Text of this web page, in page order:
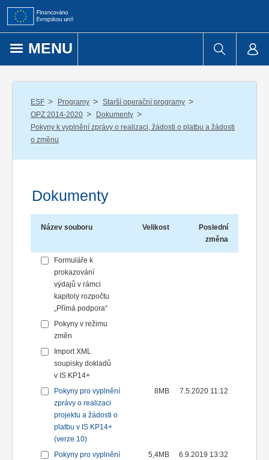
Přejít k obsahu
MENU
ESF / Programy / Starší operační programy /
OPZ 2014-2020 / Dokumenty /
Pokyny k vyplnění zprávy o realizaci, žádosti o platbu a žádosti
o změnu
Dokumenty
Název souboru Velikost
Poslední
změna
Formuláře k
prokazování
výdajů v rámci
kapitoly rozpočtu
„Přímá podpora“
Pokyny v režimu
změn
Import XML
soupisky dokladů
v IS KP14+
Pokyny pro vyplnění
zprávy o realizaci
projektu a žádosti o
platbu v IS KP14+
(verze 10)
8MB 7.5.2020 11:12
Pokyny pro vyplnění
5,4MB 6.9.2019 13:32